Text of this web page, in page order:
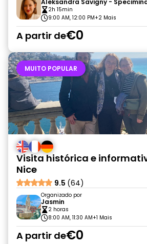
Aleksandra Savigny -
2h 15min
9:00 AM, 12:00 PM+2 Mais
A partir de€0
MUITO POPULAR
Visita histórica e
Nice
9.5 (64)
Organizado por
Jasmin
2 horas
8:00 AM, 11:30 AM+1 Mais
A partir de€0